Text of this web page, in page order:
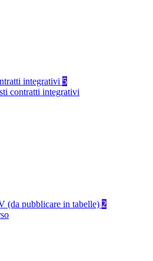
integrativi 5
contratti integrativi
(da pubblicare in tabelle) 2